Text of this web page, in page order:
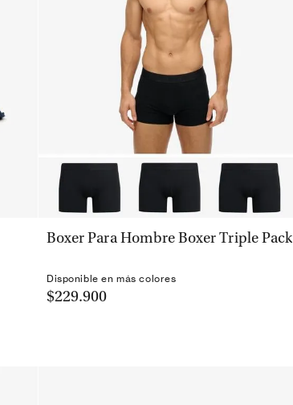
VISTA RÁPIDA
Boxer Para Hombre Boxer Triple Pack
Disponible en más colores
$229.900